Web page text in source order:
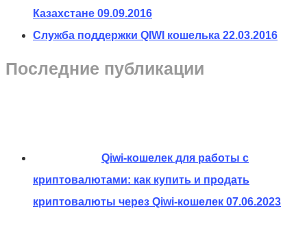
Казахстане 09.09.2016
Служба поддержки QIWI кошелька 22.03.2016
Последние публикации
Qiwi-кошелек для работы с
криптовалютами: как купить и продать
криптовалюты через Qiwi-кошелек 07.06.2023